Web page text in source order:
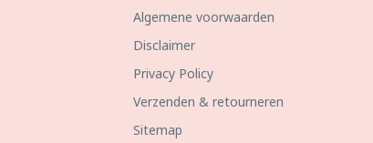
Algemene voorwaarden
Disclaimer
Privacy Policy
Verzenden & retourneren
Sitemap